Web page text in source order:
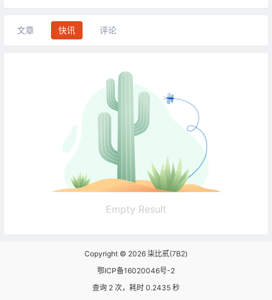
文章 快讯 评论
Empty Result
Copyright © 2026 柒比贰(7B2)
鄂ICP备16020046号-2
查询 2 次，耗时 0.2435 秒